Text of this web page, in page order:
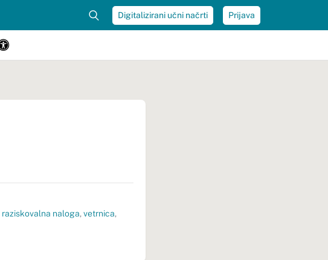
Digitalizirani učni načrti Prijava
raziskovalna naloga, vetrnica,